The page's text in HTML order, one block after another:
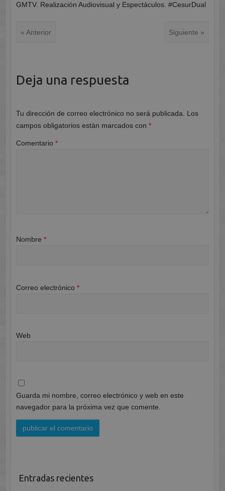
GMTV. Realización Audiovisual y Espectáculos. #CesurDual
« Anterior Siguiente »
Deja una respuesta
Tu dirección de correo electrónico no será publicada.
Los
campos obligatorios están marcados con *
Comentario *
Nombre *
Correo electrónico *
Web
Guarda mi nombre, correo electrónico y web en este
navegador para la próxima vez que comente.
Entradas recientes